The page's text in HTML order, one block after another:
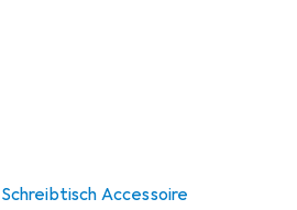
Schreibtisch Accessoire